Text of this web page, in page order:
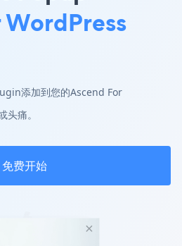
添加到您的Ascend For
痛。
免费开始